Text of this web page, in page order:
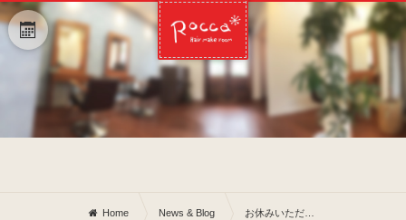
Home News & Blog お休みいただきありがとうございました◎